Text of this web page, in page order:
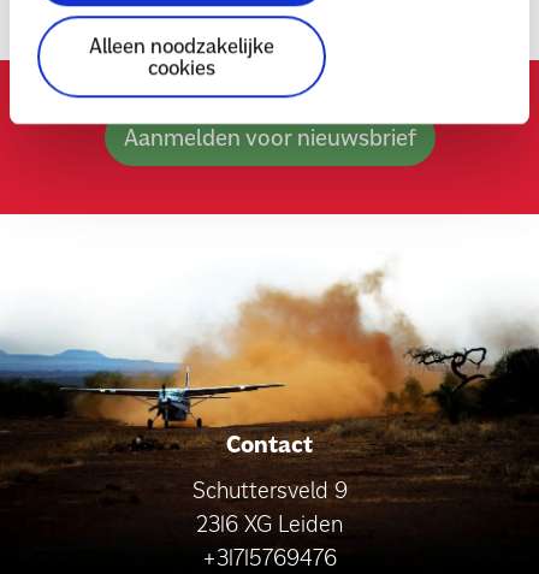
Alleen noodzakelijke
cookies
persoonlijke verhalen en foto’s.
Aanmelden voor nieuwsbrief
Contact
Schuttersveld 9
2316 XG Leiden
+31715769476